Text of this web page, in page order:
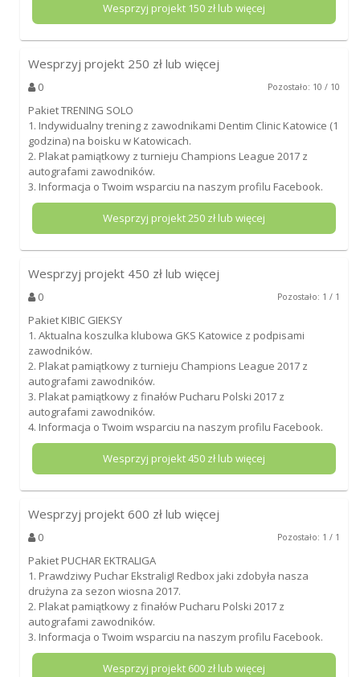
Wesprzyj projekt 150zł lub więcej
Wesprzyj projekt 250 zł lub więcej
0 Pozostało: 10 / 10
Pakiet TRENING SOLO
1. Indywidualny trening z zawodnikami Dentim Clinic Katowice (1
godzina) na boisku w Katowicach.
2. Plakat pamiątkowy z turnieju Champions League 2017 z
autografami zawodników.
3. Informacja o Twoim wsparciu na naszym profilu Facebook.
Wesprzyj projekt250zł lub więcej
Wesprzyj projekt 450 zł lub więcej
0 Pozostało: 1 / 1
Pakiet KIBIC GIEKSY
1. Aktualna koszulka klubowa GKS Katowice z podpisami
zawodników.
2. Plakat pamiątkowy z turnieju Champions League 2017 z
autografami zawodników.
3. Plakat pamiątkowy z finałów Pucharu Polski 2017 z
autografami zawodników.
4. Informacja o Twoim wsparciu na naszym profilu Facebook.
Wesprzyj projekt450zł lub więcej
Wesprzyj projekt 600 zł lub więcej
0 Pozostało: 1 / 1
Pakiet PUCHAR EKTRALIGA
1. Prawdziwy Puchar EkstraligI Redbox jaki zdobyła nasza
drużyna za sezon wiosna 2017.
2. Plakat pamiątkowy z finałów Pucharu Polski 2017 z
autografami zawodników.
3. Informacja o Twoim wsparciu na naszym profilu Facebook.
Wesprzyj projekt 600zł lub więcej